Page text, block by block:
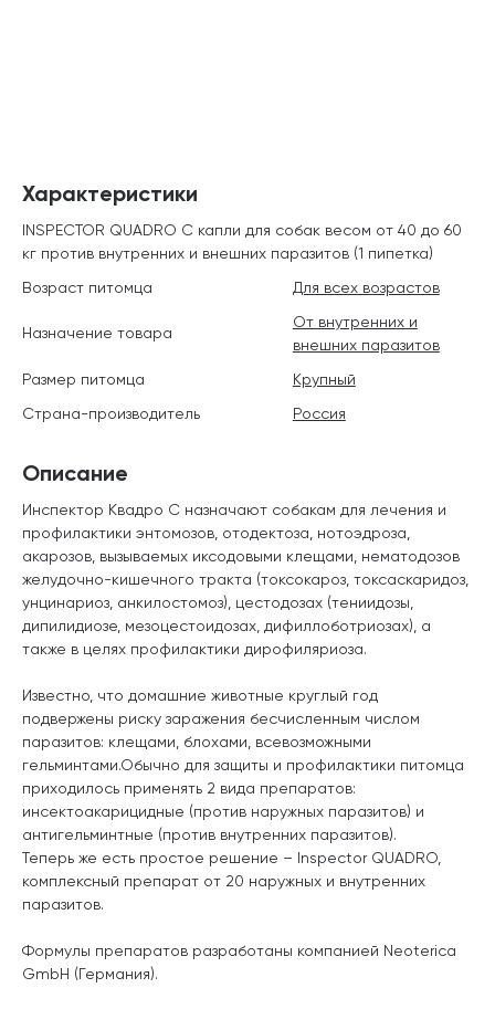
Описание
Инспектор Квадро С назначают собакам для лечения и
профилактики энтомозов, отодектоза, нотоэдроза,
акарозов, вызываемых иксодовыми клещами, нематодозов
желудочно-кишечного тракта (токсокароз, токсаскаридоз,
унцинариоз, анкилостомоз), цестодозах (тениидозы,
дипилидиозе, мезоцестоидозах, дифиллоботриозах), а
также в целях профилактики дирофиляриоза.
Известно, что домашние животные круглый год
подвержены риску заражения бесчисленным числом
паразитов: клещами, блохами, всевозможными
гельминтами.Обычно для защиты и профилактики питомца
приходилось применять 2 вида препаратов:
инсектоакарицидные (против наружных паразитов) и
антигельминтные (против внутренних паразитов).
Теперь же есть простое решение – Inspector QUADRO,
комплексный препарат от 20 наружных и внутренних
паразитов.
Формулы препаратов разработаны компанией Neoterica
GmbH (Германия).
Характеристики
INSPECTOR QUADRO C капли для собак весом от 40 до 60
кг против внутренних и внешних паразитов (1 пипетка)
Возраст питомца
Для всех возрастов
Назначение товара
От внутренних и
внешних паразитов
Размер питомца
Крупный
Страна-производитель
Россия